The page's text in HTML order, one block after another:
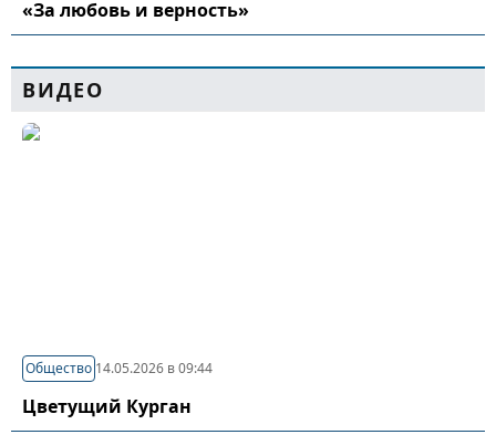
«За любовь и верность»
ВИДЕО
Общество 14.05.2026 в 09:44
Цветущий Курган